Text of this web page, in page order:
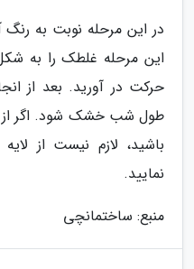
در این مرحله نوبت به رنگ
این مرحله غلطک را به
حرکت در آورید. بعد از
طول شب خشک شود. اگر از
باشید، لازم نیست از
نمایید.
منبع: ساختمانچی